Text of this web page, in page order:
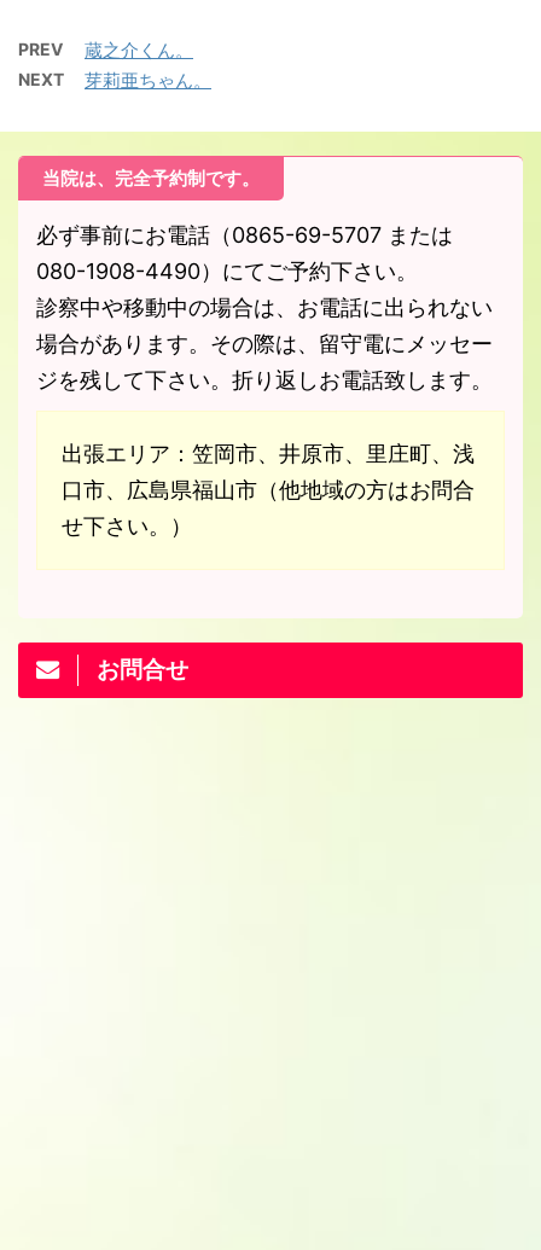
PREV 蔵之介くん。
NEXT 芽莉亜ちゃん。
当院は、完全予約制です。
必ず事前にお電話（0865-69-5707 または
080-1908-4490）にてご予約下さい。
診察中や移動中の場合は、お電話に出られない
場合があります。その際は、留守電にメッセー
ジを残して下さい。折り返しお電話致します。
出張エリア：笠岡市、井原市、里庄町、浅
口市、広島県福山市（他地域の方はお問合
せ下さい。）
お問合せ